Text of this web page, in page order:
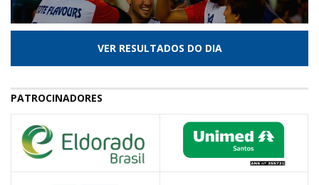
VER RESULTADOS DO DIA
PATROCINADORES